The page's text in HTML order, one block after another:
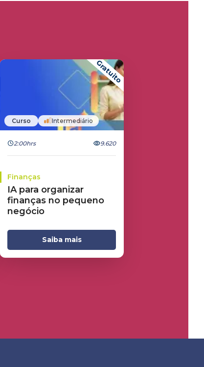
Gratuito
Curso Intermediário
2:00hrs 9.620
Finanças
IA para organizar
finanças no pequeno
negócio
Saiba mais